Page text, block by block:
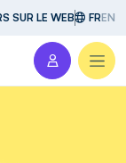
SUR LE WEB FREN